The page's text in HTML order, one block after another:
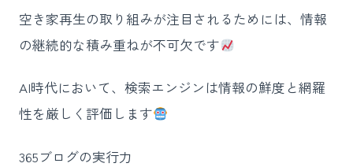
空き家再生の取り組みが注目されるためには、情報
の継続的な積み重ねが不可欠です
AI時代において、検索エンジンは情報の鮮度と網羅
性を厳しく評価します
365ブログの実行力